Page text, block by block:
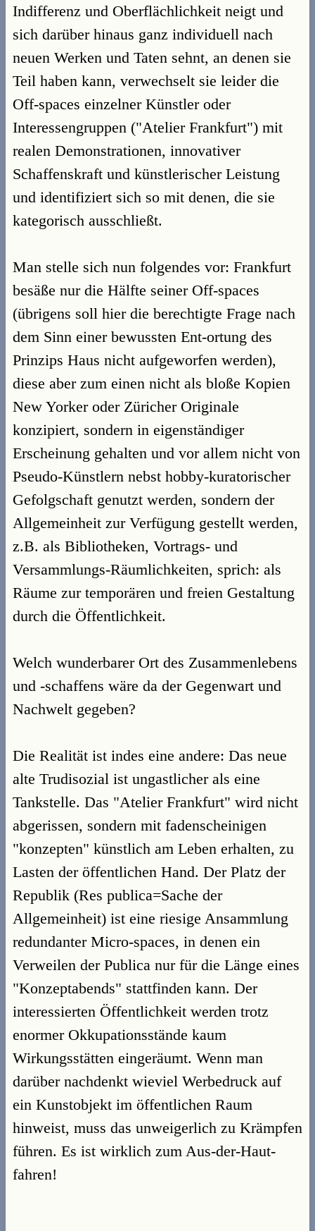
Indifferenz und Oberflächlichkeit neigt und
sich darüber hinaus ganz individuell nach
neuen Werken und Taten sehnt, an denen sie
Teil haben kann, verwechselt sie leider die
Off-spaces einzelner Künstler oder
Interessengruppen ("Atelier Frankfurt") mit
realen Demonstrationen, innovativer
Schaffenskraft und künstlerischer Leistung
und identifiziert sich so mit denen, die sie
kategorisch ausschließt.
Man stelle sich nun folgendes vor: Frankfurt
besäße nur die Hälfte seiner Off-spaces
(übrigens soll hier die berechtigte Frage nach
dem Sinn einer bewussten Ent-ortung des
Prinzips Haus nicht aufgeworfen werden),
diese aber zum einen nicht als bloße Kopien
New Yorker oder Züricher Originale
konzipiert, sondern in eigenständiger
Erscheinung gehalten und vor allem nicht von
Pseudo-Künstlern nebst hobby-kuratorischer
Gefolgschaft genutzt werden, sondern der
Allgemeinheit zur Verfügung gestellt werden,
z.B. als Bibliotheken, Vortrags- und
Versammlungs-Räumlichkeiten, sprich: als
Räume zur temporären und freien Gestaltung
durch die Öffentlichkeit.
Welch wunderbarer Ort des Zusammenlebens
und -schaffens wäre da der Gegenwart und
Nachwelt gegeben?
Die Realität ist indes eine andere: Das neue
alte Trudisozial ist ungastlicher als eine
Tankstelle. Das "Atelier Frankfurt" wird nicht
abgerissen, sondern mit fadenscheinigen
"konzepten" künstlich am Leben erhalten, zu
Lasten der öffentlichen Hand. Der Platz der
Republik (Res publica=Sache der
Allgemeinheit) ist eine riesige Ansammlung
redundanter Micro-spaces, in denen ein
Verweilen der Publica nur für die Länge eines
"Konzeptabends" stattfinden kann. Der
interessierten Öffentlichkeit werden trotz
enormer Okkupationsstände kaum
Wirkungsstätten eingeräumt. Wenn man
darüber nachdenkt wieviel Werbedruck auf
ein Kunstobjekt im öffentlichen Raum
hinweist, muss das unweigerlich zu Krämpfen
führen. Es ist wirklich zum Aus-der-Haut-
fahren!